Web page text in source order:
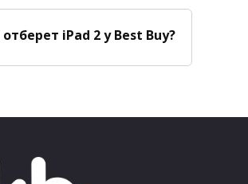
iPad 2 у Best Buy?